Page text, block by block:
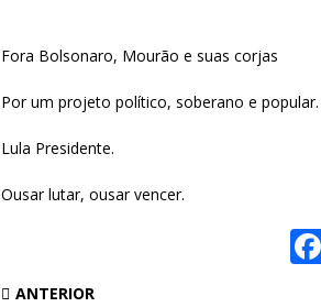
Fora Bolsonaro, Mourão e suas corjas
Por um projeto político, soberano e popular.
Lula Presidente.
Ousar lutar, ousar vencer.
ANTERIOR